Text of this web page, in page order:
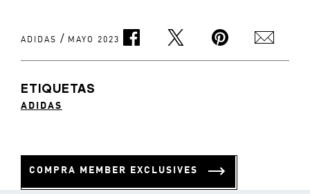
ADIDAS / MAYO 2023
ETIQUETAS
ADIDAS
COMPRA MEMBER EXCLUSIVES